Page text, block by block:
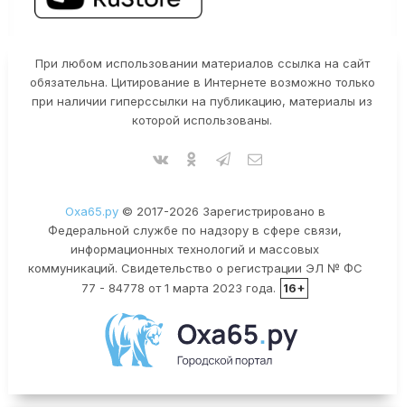
При любом использовании материалов ссылка на сайт
обязательна. Цитирование в Интернете возможно только
при наличии гиперссылки на публикацию, материалы из
которой использованы.
Оха65.ру© 2017-2026 Зарегистрировано в
Федеральной службе по надзору в сфере связи,
информационных технологий и массовых
коммуникаций. Свидетельство о регистрации ЭЛ № ФС
77 - 84778 от 1 марта 2023 года.
16+